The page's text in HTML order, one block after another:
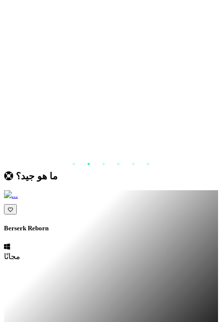
€ 19.99
ما هو جيد؟
Berserk Reborn
مجانًا